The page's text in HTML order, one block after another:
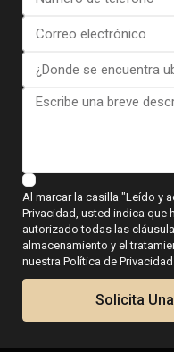
Planos de planta
Al marcar la casilla "Leído y
Privacidad, usted indica que
autorizado todas las
almacenamiento y el
nuestra Política de
Solicita